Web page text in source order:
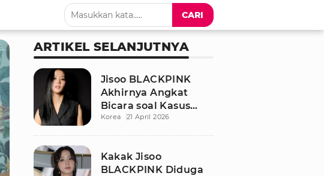
CARI
ARTIKEL SELANJUTNYA
Jisoo BLACKPINK
Akhirnya Angkat
Bicara soal Kasus
Dugaan Pelecehan
Korea 21 April 2026
Kakak Jisoo
BLACKPINK Diduga